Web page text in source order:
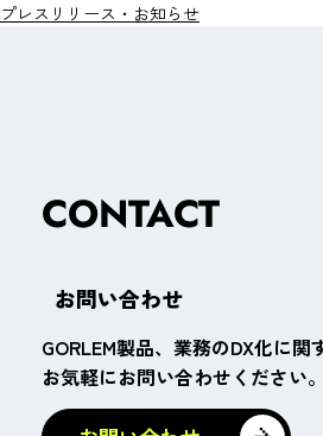
プレスリリース・お知らせ
CONTACT
お問い合わせ
GORLEM製品、業務のDX化に関
お気軽にお問い合わせください。